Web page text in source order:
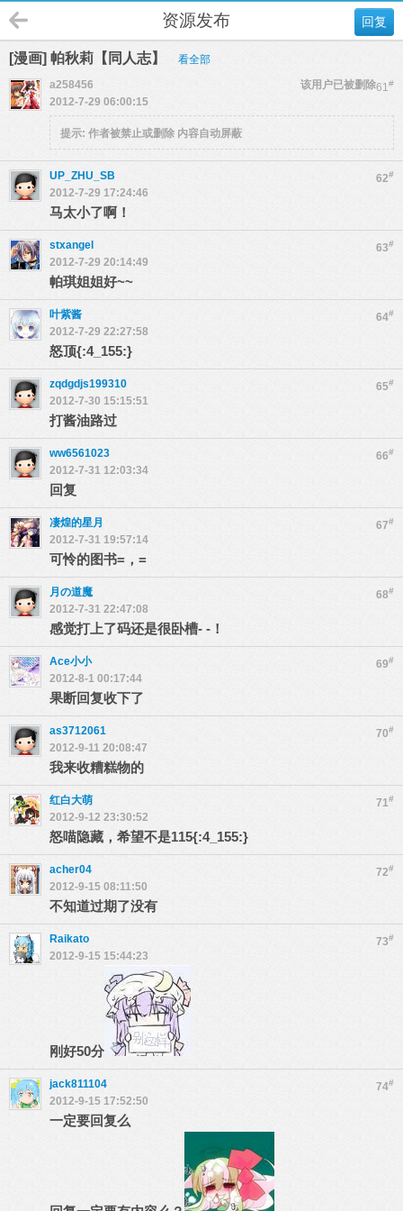
回复
资源发布
[漫画] 帕秋莉【同人志】 看全部
61#
a258456
该用户已被删除
2012-7-29 06:00:15
提示: 作者被禁止或删除 内容自动屏蔽
62#
UP_ZHU_SB
2012-7-29 17:24:46
马太小了啊！
63#
stxangel
2012-7-29 20:14:49
帕琪姐姐好~~
64#
叶紫酱
2012-7-29 22:27:58
怒顶{:4_155:}
65#
zqdgdjs199310
2012-7-30 15:15:51
打酱油路过
66#
ww6561023
2012-7-31 12:03:34
回复
67#
凄煌的星月
2012-7-31 19:57:14
可怜的图书=，=
68#
月の道魔
2012-7-31 22:47:08
感觉打上了码还是很卧槽- -！
69#
Ace小小
2012-8-1 00:17:44
果断回复收下了
70#
as3712061
2012-9-11 20:08:47
我来收糟糕物的
71#
红白大萌
2012-9-12 23:30:52
怒喵隐藏，希望不是115{:4_155:}
72#
acher04
2012-9-15 08:11:50
不知道过期了没有
73#
Raikato
2012-9-15 15:44:23
刚好50分
74#
jack811104
2012-9-15 17:52:50
一定要回复么